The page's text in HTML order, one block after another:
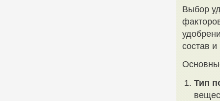
Выбор
состав
Тип